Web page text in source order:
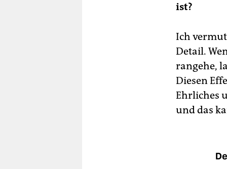
ist?
Ich
Detail.
rangehe,
Diesen
Ehrliches
und das